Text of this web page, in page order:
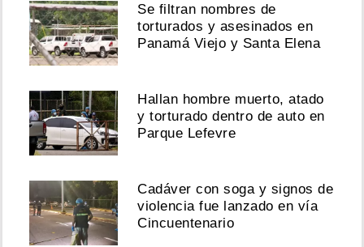
Se filtran nombres de
torturados y asesinados en
Panamá Viejo y Santa Elena
Hallan hombre muerto, atado
y torturado dentro de auto en
Parque Lefevre
Cadáver con soga y signos de
violencia fue lanzado en vía
Cincuentenario